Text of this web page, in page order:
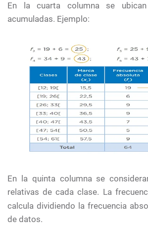
En la cuarta columna se
acumuladas. Ejemplo:
En la quinta columna se
relativas de cada clase. La
calcula dividiendo la frecuencia
de datos.